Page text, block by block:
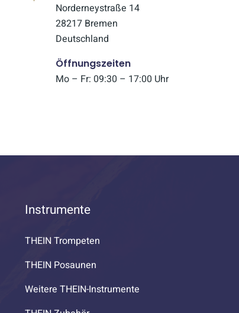
Norderneystraße 14
28217 Bremen
Deutschland
Öffnungszeiten
Mo – Fr: 09:30 – 17:00 Uhr
Instrumente
THEIN Trompeten
THEIN Posaunen
Weitere THEIN-Instrumente